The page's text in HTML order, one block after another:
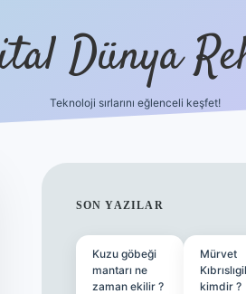
Dünya
Teknoloji sırlarını eğlenceli keşfet!
SIDEBAR
SON YAZILAR
Kuzu göbeği
mantarı ne
zaman ekilir ?
Mürvet
Kıbrıslıgil
kimdir ?